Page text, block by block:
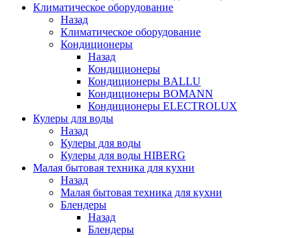
Климатическое оборудование
Назад
Климатическое оборудование
Кондиционеры
Назад
Кондиционеры
Кондиционеры BALLU
Кондиционеры BOMANN
Кондиционеры ELECTROLUX
Кулеры для воды
Назад
Кулеры для воды
Кулеры для воды HIBERG
Малая бытовая техника для кухни
Назад
Малая бытовая техника для кухни
Блендеры
Назад
Блендеры